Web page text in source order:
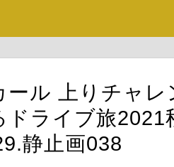
ール 上りチャレ
ドライブ旅2021
静止画038